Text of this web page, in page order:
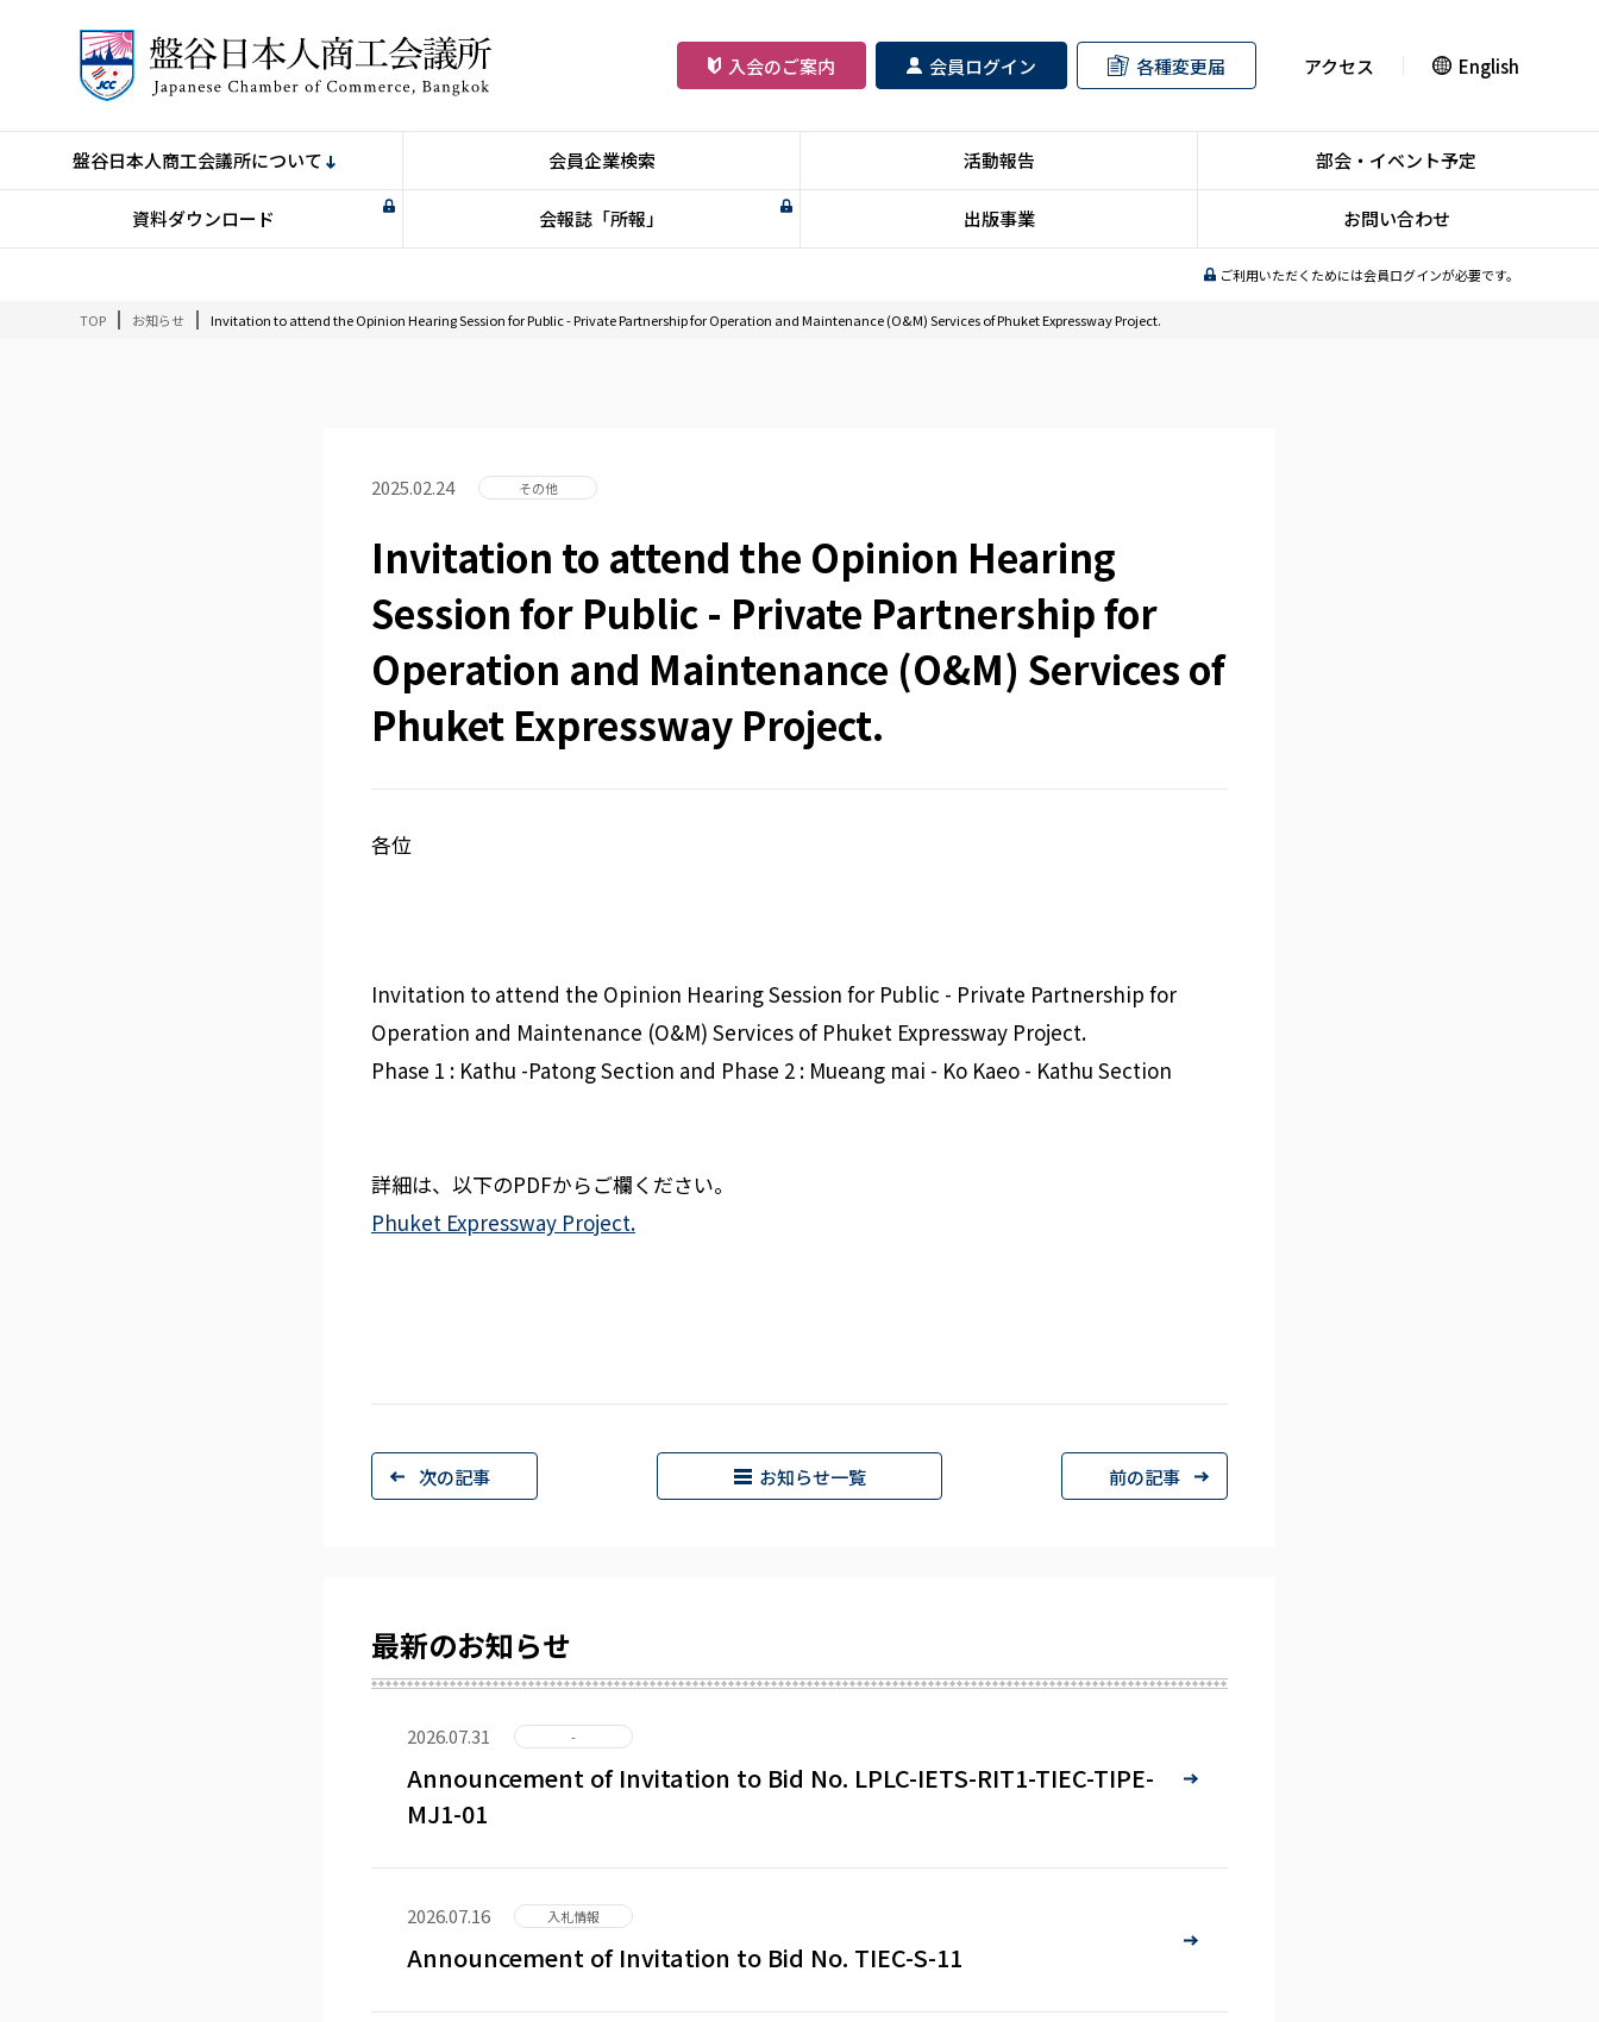
入会のご案内 会員ログイン 各種変更届 アクセス English
盤谷日本人商工会議所について 会員企業検索 活動報告 部会・イベント予定
資料ダウンロード 会報誌「所報」 出版事業 お問い合わせ
ご利用いただくためには会員ログインが必要です。
TOP お知らせ Invitation to attend the Opinion Hearing Session for Public - Private Partnership for Operation and Maintenance (O&M) Services of Phuket Expressway Project.
2025.02.24 その他
Invitation to attend the Opinion Hearing
Session for Public - Private Partnership for
Operation and Maintenance (O&M) Services of
Phuket Expressway Project.
各位
Invitation to attend the Opinion Hearing Session for Public - Private Partnership for
Operation and Maintenance (O&M) Services of Phuket Expressway Project.
Phase 1 : Kathu -Patong Section and Phase 2 : Mueang mai - Ko Kaeo - Kathu Section
詳細は、以下のPDFからご欄ください。
Phuket Expressway Project.
次の記事 お知らせ一覧 前の記事
最新のお知らせ
2026.07.31 -
Announcement of Invitation to Bid No. LPLC-IETS-RIT1-TIEC-TIPE-
MJ1-01
2026.07.16 入札情報
Announcement of Invitation to Bid No. TIEC-S-11